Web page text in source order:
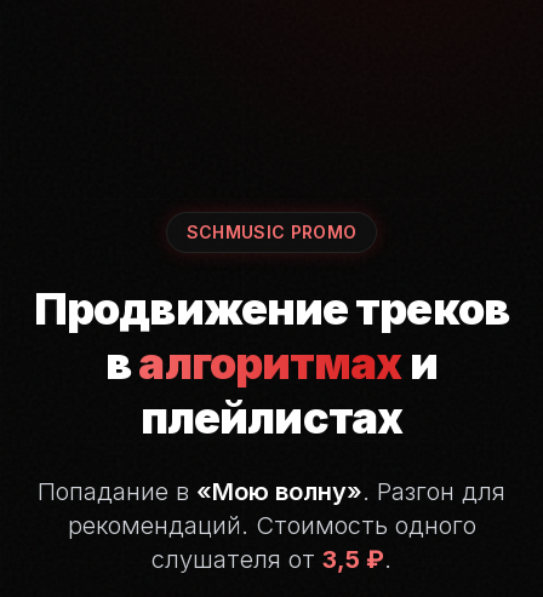
SCHMUSIC PROMO
Продвижение треков
валгоритмахи
плейлистах
Попадание в «Мою волну». Разгон для
рекомендаций. Стоимость одного
слушателя от 3,5 ₽.